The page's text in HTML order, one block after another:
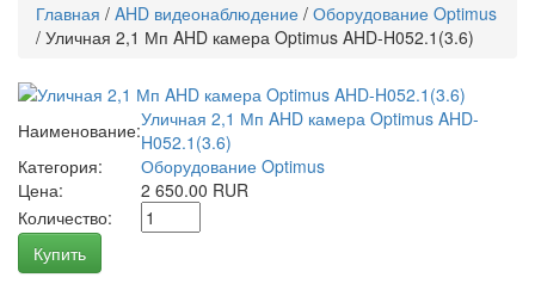
Главная / AHD видеонаблюдение / Оборудование Optimus
/ Уличная 2,1 Мп AHD камера Optimus AHD-H052.1(3.6)
Наименование:Уличная 2,1 Мп AHD камера Optimus AHD-
H052.1(3.6)
Категория:
Оборудование Optimus
Цена:
2 650.00 RUR
Количество:
Купить